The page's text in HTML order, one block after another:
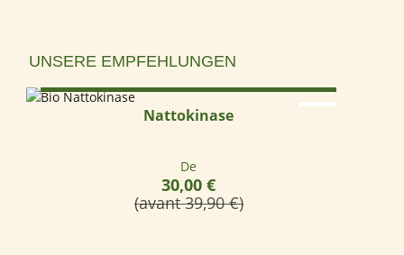
Ignorer la galerie de produits
UNSERE EMPFEHLUNGEN
Select options
Nattokinase
Prix régulier :
De
30,00 €
(avant 39,90 €)